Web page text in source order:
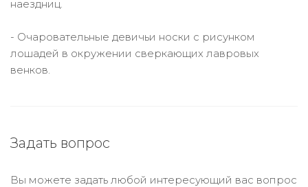
наездниц.
- Очаровательные девичьи носки с рисунком
лошадей в окружении сверкающих лавровых
венков.
Задать вопрос
Вы можете задать любой интересующий вас вопрос